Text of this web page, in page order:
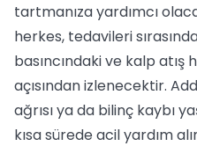
tartmanıza yardımcı
herkes, tedavileri
basıncındaki ve kalp atış
açısından izlenecektir.
ağrısı ya da bilinç kaybı
kısa sürede acil yardım